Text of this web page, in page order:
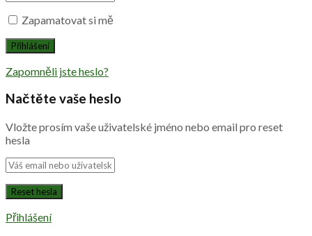
Zapamatovat si mě
Zapomněli jste heslo?
Načtěte vaše heslo
Vložte prosím vaše uživatelské jméno nebo email pro reset
hesla
Přihlášení